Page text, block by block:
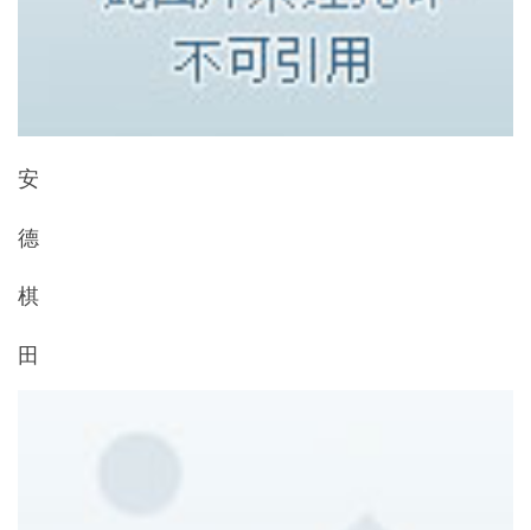
安
德
棋
田